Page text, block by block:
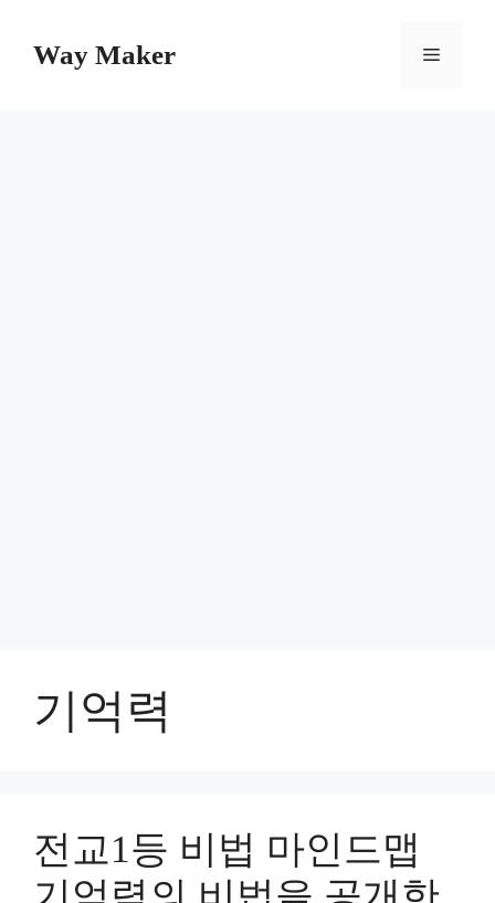
contentWay Maker Menu
기억력
전교1등 비법 마인드맵